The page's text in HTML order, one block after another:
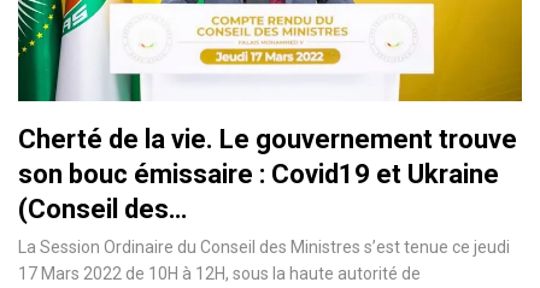
Cherté de la vie. Le gouvernement trouve
son bouc émissaire : Covid19 et Ukraine
(Conseil des…
La Session Ordinaire du Conseil des Ministres s’est tenue ce jeudi
17 Mars 2022 de 10H à 12H, sous la haute autorité de